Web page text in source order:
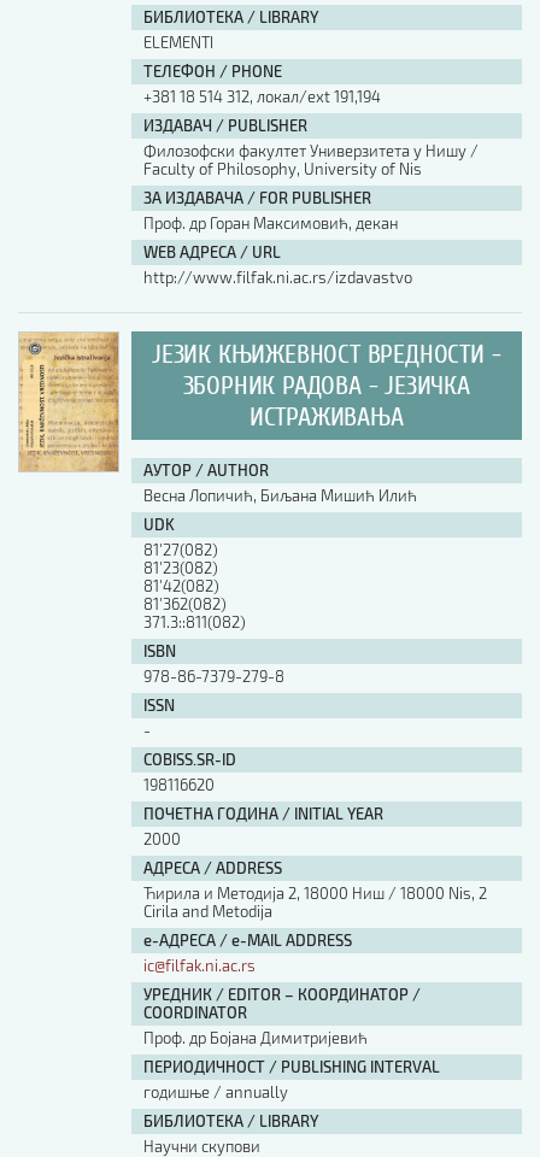
БИБЛИОТЕКА / LIBRARY
ЕLEMENTI
ТЕЛЕФОН / PHONE
+381 18 514 312, локал/ext 191,194
ИЗДАВАЧ / PUBLISHER
Филозофски факултет Универзитета у Нишу /
Faculty of Philosophy, University of Nis
ЗА ИЗДАВАЧА / FOR PUBLISHER
Проф. др Горан Максимовић, декан
WEB АДРЕСА / URL
http://www.filfak.ni.ac.rs/izdavastvo
ЈЕЗИК КЊИЖЕВНОСТ ВРЕДНОСТИ -
ЗБОРНИК РАДОВА - ЈЕЗИЧКА
ИСТРАЖИВАЊА
АУТОР / AUTHOR
Весна Лопичић, Биљана Мишић Илић
UDK
81'27(082)
81'23(082)
81'42(082)
81'362(082)
371.3::811(082)
ISBN
978-86-7379-279-8
ISSN
-
COBISS.SR-ID
198116620
ПОЧЕТНА ГОДИНА / INITIAL YEAR
2000
АДРЕСА / ADDRESS
Ћирила и Методија 2, 18000 Ниш / 18000 Nis, 2
Cirila and Metodija
е-АДРЕСА / e-MAIL ADDRESS
ic@filfak.ni.ac.rs
УРЕДНИК / EDITOR – КООРДИНАТОР /
COORDINATOR
Проф. др Бојана Димитријевић
ПЕРИОДИЧНОСТ / PUBLISHING INTERVAL
годишње / annually
БИБЛИОТЕКА / LIBRARY
Научни скупови